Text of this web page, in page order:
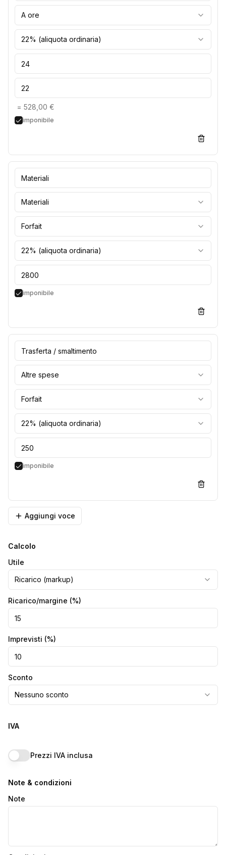
A ore
22% (aliquota ordinaria)
= 528,00 €
imponibile
Materiali
Forfait
22% (aliquota ordinaria)
imponibile
Altre spese
Forfait
22% (aliquota ordinaria)
imponibile
Aggiungi voce
Calcolo
Utile
Ricarico (markup)
Ricarico/margine (%)
Imprevisti (%)
Sconto
Nessuno sconto
IVA
Prezzi IVA inclusa
Note & condizioni
Note